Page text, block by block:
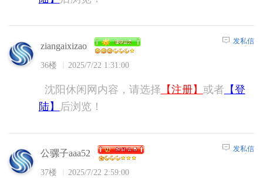
ziangaixizao
36楼 2025/7/22 1:31:00
发私信
沈阳休闲网内容，请选择 【注册】 或者 【登
陆】
后浏览！
公骡子aaa52
37楼 2025/7/22 2:59:00
发私信